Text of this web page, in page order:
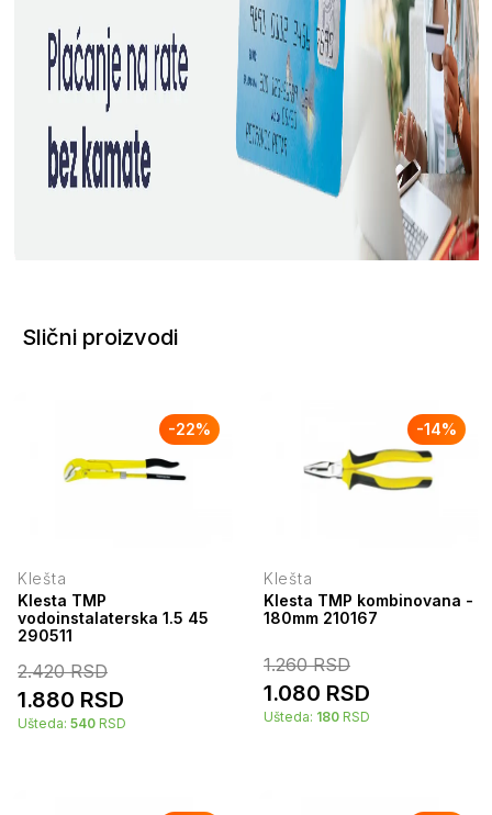
Slični proizvodi
-22%
Klešta
Klesta TMP
vodoinstalaterska 1.5 45
290511
2.420RSD
1.880 RSD
Ušteda: 540 RSD
-14%
Klešta
Klesta TMP kombinovana -
180mm 210167
1.260RSD
1.080 RSD
Ušteda: 180 RSD